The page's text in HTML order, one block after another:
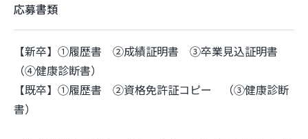
応募書類
【新卒】①履歴書 ②成績証明書 ③卒業見込証明書
（④健康診断書）
【既卒】①履歴書 ②資格免許証コピー （③健康診断
書）